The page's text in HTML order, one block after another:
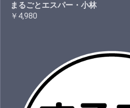
まるごとエスパー・小林
￥4,980